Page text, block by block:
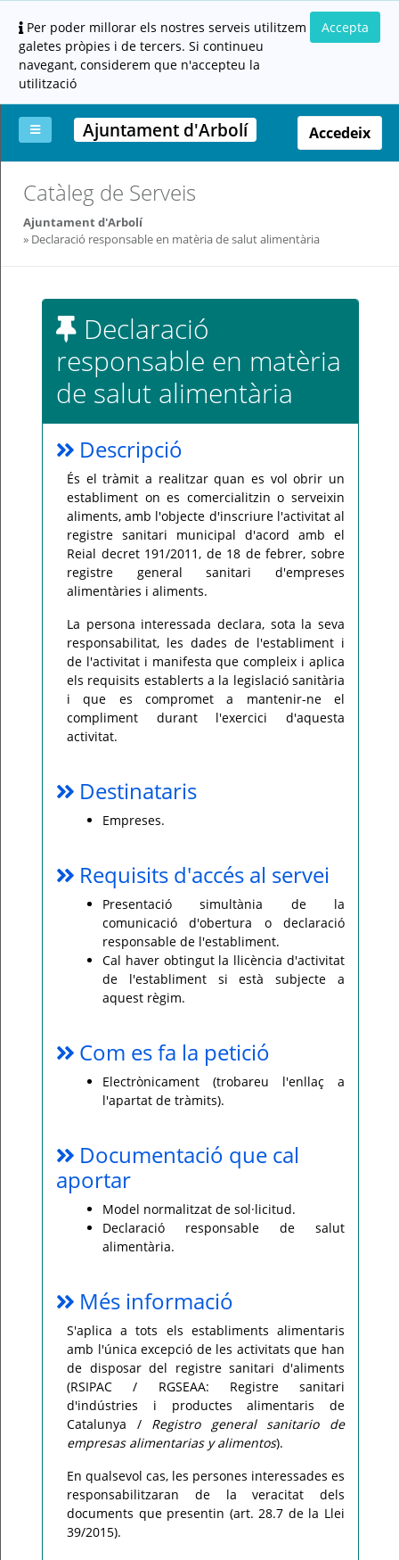
Per poder millorar els nostres serveis utilitzem
galetes pròpies i de tercers. Si continueu
navegant, considerem que n'accepteu la
utilització
Accepta
meva
documentació
ciutadana
administracions)
Ajuntament d'Arbolí Accedeix
Catàleg de Serveis
Ajuntament d'Arbolí
Declaració responsable en matèria de salut alimentària
Declaració
responsable en matèria
de salut alimentària
Descripció
És el tràmit a realitzar quan es vol obrir un
establiment on es comercialitzin o serveixin
aliments, amb l'objecte d'inscriure l'activitat al
registre sanitari municipal d'acord amb el
Reial decret 191/2011, de 18 de febrer, sobre
registre general sanitari d'empreses
alimentàries i aliments.
La persona interessada declara, sota la seva
responsabilitat, les dades de l'establiment i
de l'activitat i manifesta que compleix i aplica
els requisits establerts a la legislació sanitària
i que es compromet a mantenir-ne el
compliment durant l'exercici d'aquesta
activitat.
Destinataris
Empreses.
Requisits d'accés al servei
Presentació simultània de la
comunicació d'obertura o declaració
responsable de l'establiment.
Cal haver obtingut la llicència d'activitat
de l'establiment si està subjecte a
aquest règim.
Com es fa la petició
Electrònicament (trobareu l'enllaç a
l'apartat de tràmits).
Documentació que cal
aportar
Model normalitzat de sol·licitud.
Declaració responsable de salut
alimentària.
Més informació
S'aplica a tots els establiments alimentaris
amb l'única excepció de les activitats que han
de disposar del registre sanitari d'aliments
(RSIPAC / RGSEAA: Registre sanitari
d'indústries i productes alimentaris de
Catalunya / Registro general sanitario de
empresas alimentarias y alimentos).
En qualsevol cas, les persones interessades es
responsabilitzaran de la veracitat dels
documents que presentin (art. 28.7 de la Llei
39/2015).